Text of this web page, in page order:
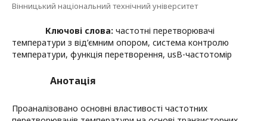
Вінницький національний технічний університет
Ключові слова: частотні перетворювачі
температури з від’ємним опором, система контролю
температури, функція перетворення, usВ-частотомір
Анотація
Проаналізовано основні властивості частотних